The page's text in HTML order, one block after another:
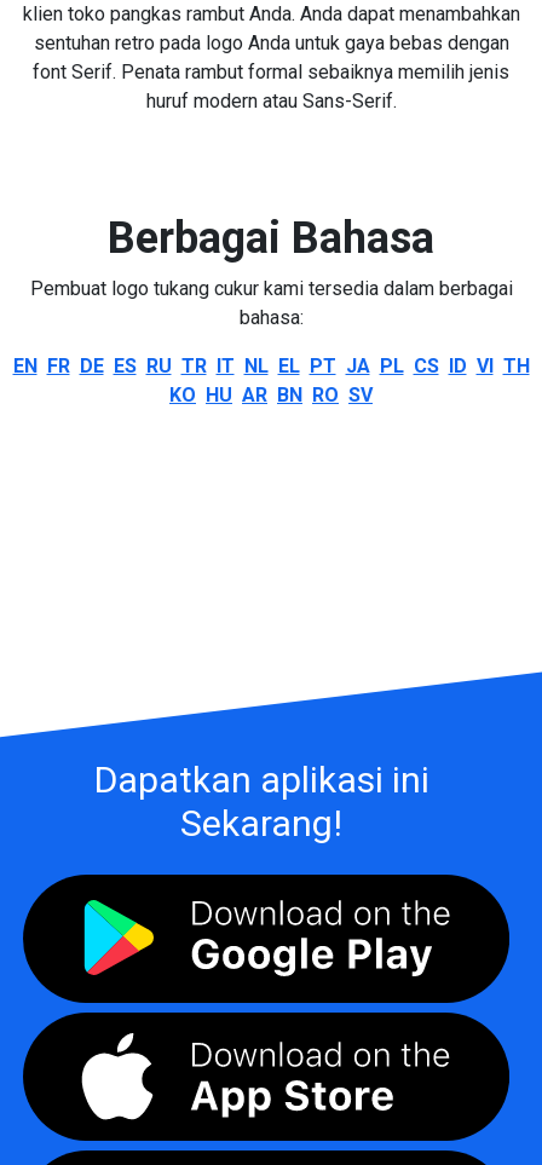
klien toko pangkas rambut Anda. Anda dapat menambahkan
sentuhan retro pada logo Anda untuk gaya bebas dengan
font Serif. Penata rambut formal sebaiknya memilih jenis
huruf modern atau Sans-Serif.
Berbagai Bahasa
Pembuat logo tukang cukur kami tersedia dalam berbagai
bahasa:
EN FR DE ES RU TR IT NL EL PT JA PL CS ID VI TH
KO HU AR BN RO SV
Dapatkan aplikasi ini
Sekarang!